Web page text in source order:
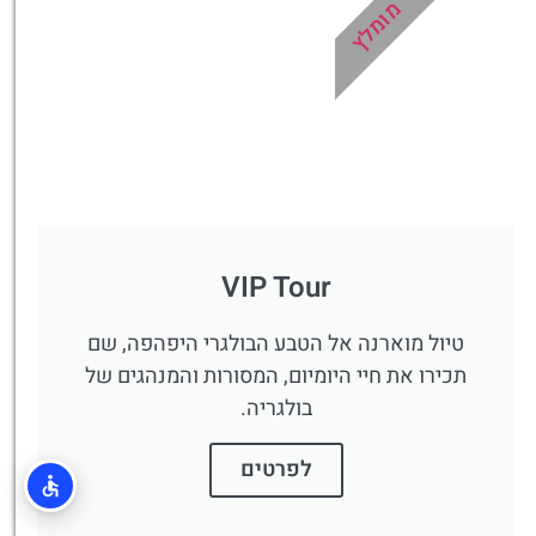
לחצו
פה!
VIP Tour
טיול מוארנה אל הטבע הבולגרי היפהפה, שם
תכירו את חיי היומיום, המסורות והמנהגים של
בולגריה.
לפרטים
מומלץ